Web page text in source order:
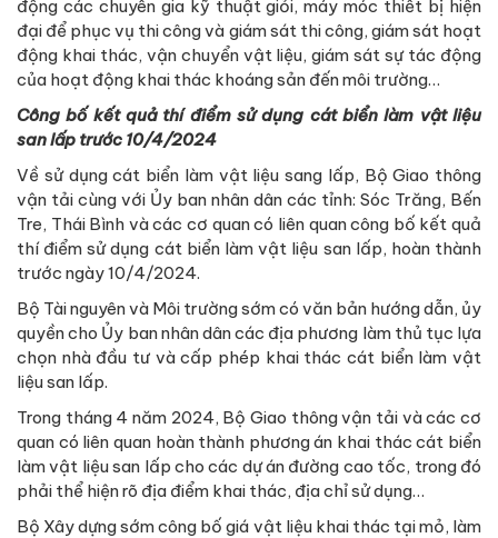
động các chuyên gia kỹ thuật giỏi, máy móc thiết bị hiện
đại để phục vụ thi công và giám sát thi công, giám sát hoạt
động khai thác, vận chuyển vật liệu, giám sát sự tác động
của hoạt động khai thác khoáng sản đến môi trường…
Công bố kết quả thí điểm sử dụng cát biển làm vật liệu
san lấp trước 10/4/2024
Về sử dụng cát biển làm vật liệu sang lấp, Bộ Giao thông
vận tải cùng với Ủy ban nhân dân các tỉnh: Sóc Trăng, Bến
Tre, Thái Bình và các cơ quan có liên quan công bố kết quả
thí điểm sử dụng cát biển làm vật liệu san lấp, hoàn thành
trước ngày 10/4/2024.
Bộ Tài nguyên và Môi trường sớm có văn bản hướng dẫn, ủy
quyền cho Ủy ban nhân dân các địa phương làm thủ tục lựa
chọn nhà đầu tư và cấp phép khai thác cát biển làm vật
liệu san lấp.
Trong tháng 4 năm 2024, Bộ Giao thông vận tải và các cơ
quan có liên quan hoàn thành phương án khai thác cát biển
làm vật liệu san lấp cho các dự án đường cao tốc, trong đó
phải thể hiện rõ địa điểm khai thác, địa chỉ sử dụng…
Bộ Xây dựng sớm công bố giá vật liệu khai thác tại mỏ, làm